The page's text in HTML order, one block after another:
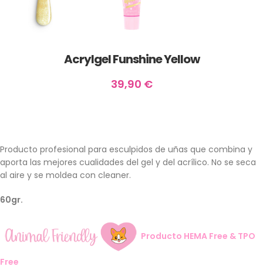
Acrylgel Funshine Yellow
39,90 €
Producto profesional para esculpidos de uñas que combina y
aporta las mejores cualidades del gel y del acrílico. No se seca
al aire y se moldea con cleaner.
60gr.
Producto HEMA Free & TPO
Free